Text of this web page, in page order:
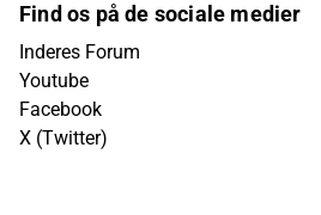
Find os på de sociale medier
Inderes Forum
Youtube
Facebook
X (Twitter)